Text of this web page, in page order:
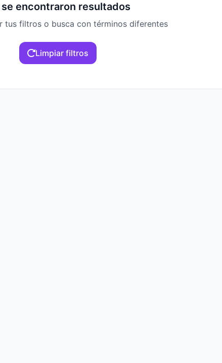
se encontraron resultados
tus filtros o busca con términos diferentes
Limpiar filtros